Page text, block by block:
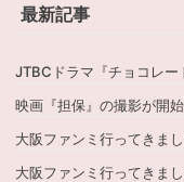
最新記事
JTBCドラマ『チョコレー
映画『担保』の撮影が開
大阪ファンミ行ってきま
大阪ファンミ行ってきまし